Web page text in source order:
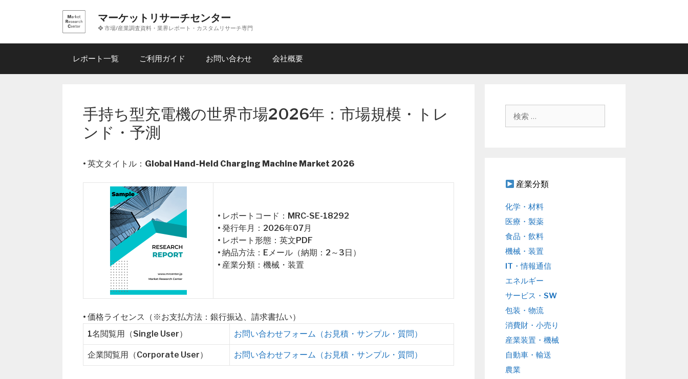
ン
マーケットリサーチセンター
❖ 市場/産業調査資料・業界レポート・カスタムリサーチ専門
レポート一覧 ご利用ガイド お問い合わせ 会社概要
手持ち型充電機の世界市場2026年：市場規模・トレ
ンド・予測
• 英文タイトル： Global Hand-Held Charging Machine Market 2026
• レポートコード：MRC-SE-18292
• 発行年月：2026年07月
• レポート形態：英文PDF
• 納品方法：Eメール（納期：2～3日）
• 産業分類：機械・装置
• 価格ライセンス（※お支払方法：銀行振込、請求書払い）
1名閲覧用（Single User）
お問い合わせフォーム（お見積・サンプル・質問）
企業閲覧用（Corporate User） お問い合わせフォーム（お見積・サンプル・質問）
産業分類
化学・材料
医療・製薬
食品・飲料
機械・装置
IT・情報通信
エネルギー
サービス・SW
包装・物流
消費財・小売り
産業装置・機械
自動車・輸送
農業